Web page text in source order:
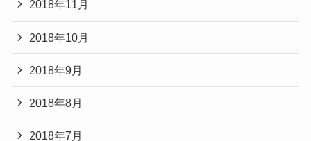
2018年11月
2018年10月
2018年9月
2018年8月
2018年7月